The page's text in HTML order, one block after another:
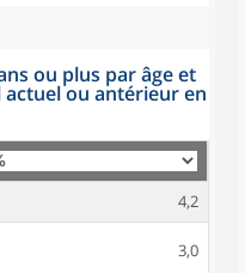
ou plus par âge et
ou antérieur en
4,2
3,0